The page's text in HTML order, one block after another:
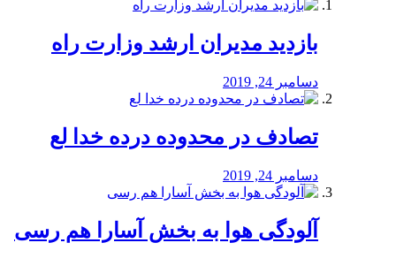
بازدید مدیران ارشد وزارت راه
دسامبر 24, 2019
تصادف در محدوده درده خدا لع
دسامبر 24, 2019
آلودگی هوا به بخش آسارا هم رسی